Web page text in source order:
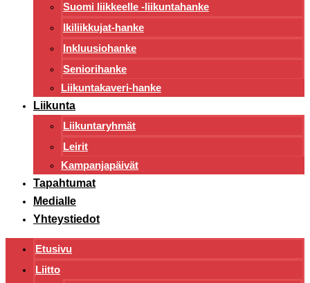
Suomi liikkeelle -liikuntahanke
Ikiliikkujat-hanke
Inkluusiohanke
Seniorihanke
Liikuntakaveri-hanke
Liikunta
Liikuntaryhmät
Leirit
Kampanjapäivät
Tapahtumat
Medialle
Yhteystiedot
Etusivu
Liitto